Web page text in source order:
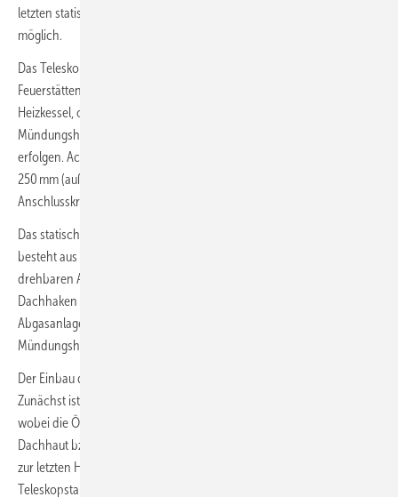
letzten statischen Wandbefestigung oder Sparrenhalterung sind
möglich.
Das Teleskop-Abspannset lässt sich für alle festbrennstoffbetriebenen
Feuerstätten einsetzen, beispielsweise Holz- oder Pelletöfen, Pellet-
Heizkessel, offene Kamine oder Holzvergaser-Anlagen. Die korrekte
Mündungshöhe kann nach der 1. BImSchV oder nach VDI 3781 Blatt 4
erfolgen. Acht Größen für einen Innendurchmesser von 100 bis
250 mm (außen: 160 bis 310 mm) stellt Raab zur Verfügung. Die
Anschlusskraft am Dachstuhl beträgt 0,94 bis 1,81 kN.
Das statisch geprüfte System wird als Komplettpaket geliefert: Es
besteht aus Abspannring, Stellring, teleskopierbaren Stangen und
drehbaren Augenschrauben. Als Montagezubehör sind passende
Dachhaken erhältlich. Die Kombination mit doppelwandigen
Abgasanlagen aus Edelstahl ist für die Windlastzone WLZ 2 bei einer
Mündungshöhe bis 30 m über Gelände ausgelegt.
Der Einbau des Teleskop-Abspannsets erfolgt in wenigen Schritten:
Zunächst ist der Abspannring am Außenmantel des Rohres zu fixieren,
wobei die Ösen, an denen die Stangen befestigt sind, Richtung
Dachhaut bzw. zu den Dachhaken zeigen. Dabei beträgt der Abstand
zur letzten Halterung maximal 4 m. Für die exakte Ausrichtung der
Teleskopstangen gelten zwei Werte: